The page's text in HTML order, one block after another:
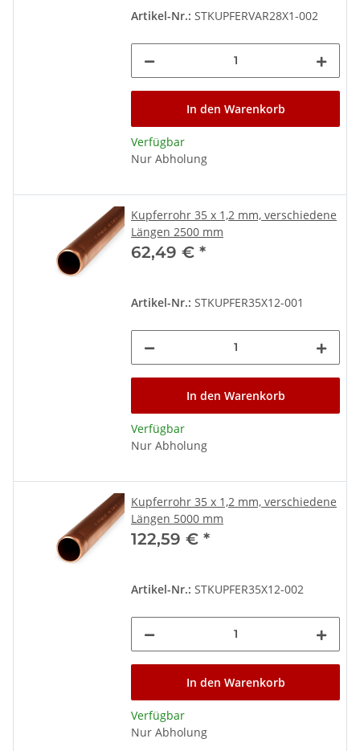
Artikel-Nr.: STKUPFERVAR28X1-002
In den Warenkorb
Verfügbar
Nur Abholung
Kupferrohr 35 x 1,2 mm, verschiedene
Längen 2500 mm
62,49 € *
Artikel-Nr.: STKUPFER35X12-001
In den Warenkorb
Verfügbar
Nur Abholung
Kupferrohr 35 x 1,2 mm, verschiedene
Längen 5000 mm
122,59 € *
Artikel-Nr.: STKUPFER35X12-002
In den Warenkorb
Verfügbar
Nur Abholung